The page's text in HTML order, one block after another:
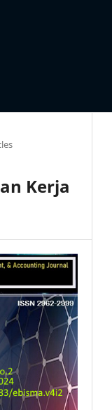
Kerja